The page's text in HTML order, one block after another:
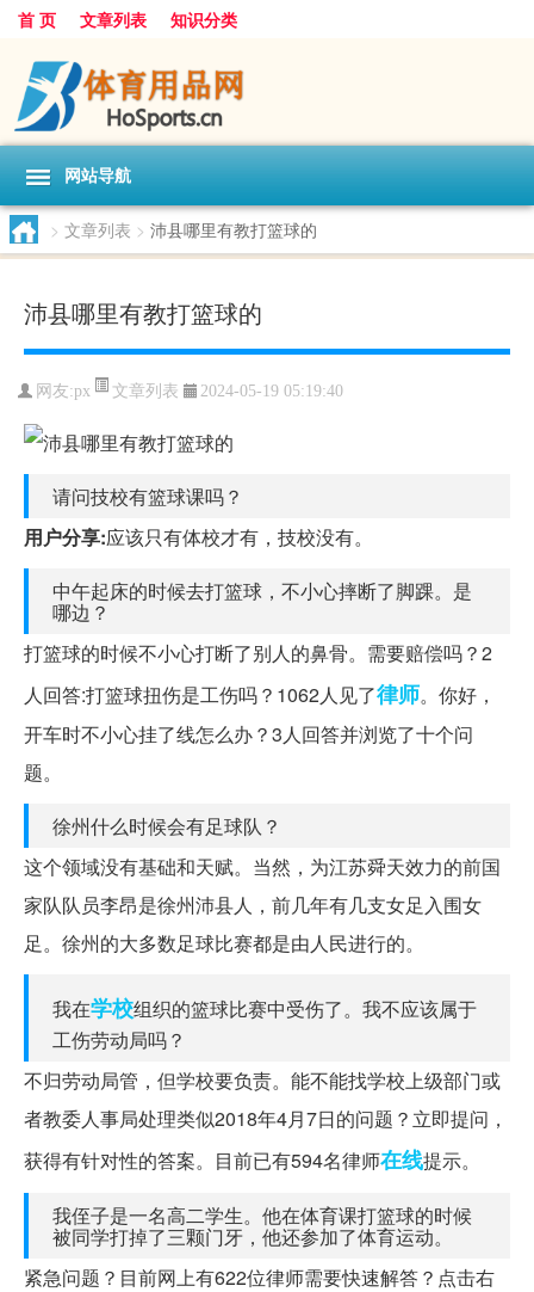
首 页 文章列表 知识分类
网站导航
> 文章列表 > 沛县哪里有教打篮球的
沛县哪里有教打篮球的
网友:px 文章列表 2024-05-19 05:19:40
请问技校有篮球课吗？
用户分享:应该只有体校才有，技校没有。
中午起床的时候去打篮球，不小心摔断了脚踝。是
哪边？
打篮球的时候不小心打断了别人的鼻骨。需要赔偿吗？2
人回答:打篮球扭伤是工伤吗？1062人见了律师。你好，
开车时不小心挂了线怎么办？3人回答并浏览了十个问
题。
徐州什么时候会有足球队？
这个领域没有基础和天赋。当然，为江苏舜天效力的前国
家队队员李昂是徐州沛县人，前几年有几支女足入围女
足。徐州的大多数足球比赛都是由人民进行的。
我在学校组织的篮球比赛中受伤了。我不应该属于
工伤劳动局吗？
不归劳动局管，但学校要负责。能不能找学校上级部门或
者教委人事局处理类似2018年4月7日的问题？立即提问，
获得有针对性的答案。目前已有594名律师在线提示。
我侄子是一名高二学生。他在体育课打篮球的时候
被同学打掉了三颗门牙，他还参加了体育运动。
紧急问题？目前网上有622位律师需要快速解答？点击右